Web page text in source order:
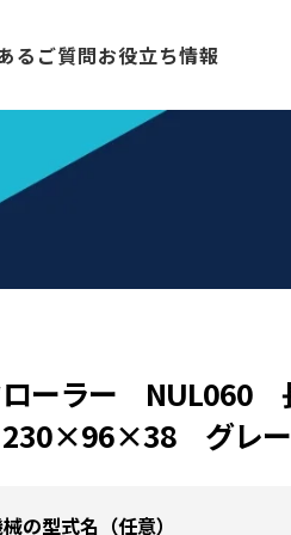
るご質問お役立ち情報
ローラー NUL060
グレ
の型式名（任意）